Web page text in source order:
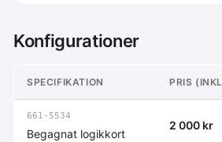
Konfigurationer
SPECIFIKATION PRIS
661-5534
Begagnat logikkort
2 000 kr